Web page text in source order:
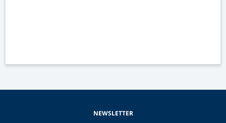
NEWSLETTER